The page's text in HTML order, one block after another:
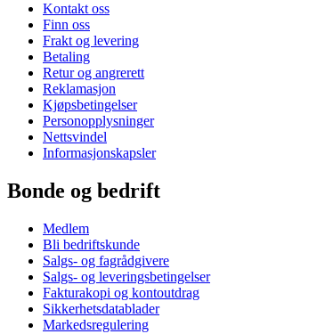
Kontakt oss
Finn oss
Frakt og levering
Betaling
Retur og angrerett
Reklamasjon
Kjøpsbetingelser
Personopplysninger
Nettsvindel
Informasjonskapsler
Bonde og bedrift
Medlem
Bli bedriftskunde
Salgs- og fagrådgivere
Salgs- og leveringsbetingelser
Fakturakopi og kontoutdrag
Sikkerhetsdatablader
Markedsregulering